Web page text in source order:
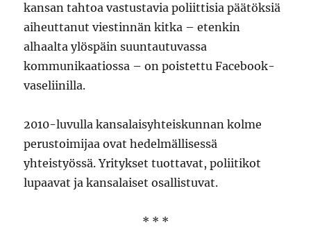
kansan tahtoa vastustavia poliittisia päätöksiä
aiheuttanut viestinnän kitka – etenkin
alhaalta ylöspäin suuntautuvassa
kommunikaatiossa – on poistettu Facebook-
vaseliinilla.
2010-luvulla kansalaisyhteiskunnan kolme
perustoimijaa ovat hedelmällisessä
yhteistyössä. Yritykset tuottavat, poliitikot
lupaavat ja kansalaiset osallistuvat.
* * *